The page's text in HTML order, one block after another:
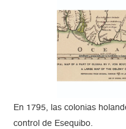
En 1795, las colonias
control de Esequibo.